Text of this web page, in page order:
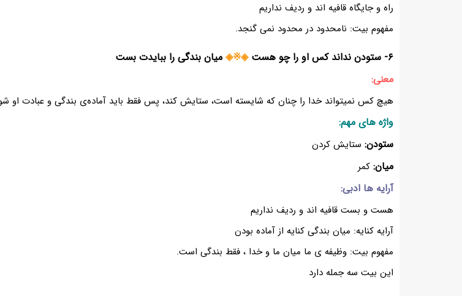
راه و جایگاه قافیه اند و ردیف نداریم
مفهوم بیت: نامحدود در محدود نمی گنجد.
۶- ستودن نداند کس او را چو هست ◈※◈ میان بندگی را ببایدت بست
معنی:
هیچ کس نمیتواند خدا را چنان که شایسته است، ستایش کند، پس فقط باید آماده‌ی بندگی و عبادت او
واژه های مهم:
ستودن: ستایش کردن
میان: کمر
آرایه ها ادبی:
هست و بست قافیه اند و ردیف نداریم
آرایه کنایه: میان بندگی کنایه از آماده بودن
مفهوم بیت: وظیفه ی ما میان ما و خدا ، فقط بندگی است.
این بیت سه جمله دارد